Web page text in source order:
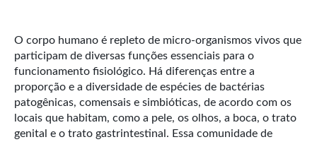
O corpo humano é repleto de micro-organismos vivos que
participam de diversas funções essenciais para o
funcionamento fisiológico. Há diferenças entre a
proporção e a diversidade de espécies de bactérias
patogênicas, comensais e simbióticas, de acordo com os
locais que habitam, como a pele, os olhos, a boca, o trato
genital e o trato gastrintestinal. Essa comunidade de